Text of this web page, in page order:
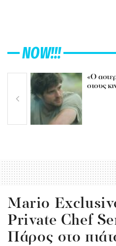
NOW!!!
«Ο
στους
Mario
Private Chef
Πάρος στο